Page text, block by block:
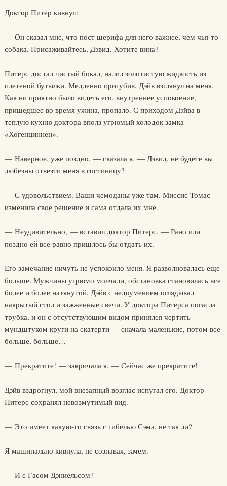
Доктор Питер кивнул:
— Он сказал мне, что пост шерифа для него важнее, чем чья-то
собака. Присаживайтесь, Дэвид. Хотите вина?
Питерс достал чистый бокал, налил золотистую жидкость из
плетеной бутылки. Медленно пригубив, Дэйв взглянул на меня.
Как ни приятно было видеть его, внутреннее успокоение,
пришедшее во время ужина, пропало. С приходом Дэйва в
теплую кухню доктора вполз угрюмый холодок замка
«Хогенциннен».
— Наверное, уже поздно, — сказала я. — Дэвид, не будете вы
любезны отвезти меня в гостиницу?
— С удовольствием. Ваши чемоданы уже там. Миссис Томас
изменила свое решение и сама отдала их мне.
— Неудивительно, — вставил доктор Питерс. — Рано или
поздно ей все равно пришлось бы отдать их.
Его замечание ничуть не успокоило меня. Я разволновалась еще
больше. Мужчины угрюмо молчали, обстановка становилась все
более и более натянутой, Дэйв с недоумением оглядывал
накрытый стол и зажженные свечи. У доктора Питерса погасла
трубка, и он с отсутствующим видом принялся чертить
мундштуком круги на скатерти — сначала маленькие, потом все
больше, больше…
— Прекратите! — закричала я. — Сейчас же прекратите!
Дэйв вздрогнул, мой внезапный возглас испугал его. Доктор
Питерс сохранял невозмутимый вид.
— Это имеет какую-то связь с гибелью Сэма, не так ли?
Я машинально кивнула, не сознавая, зачем.
— И с Гасом Дэниельсом?